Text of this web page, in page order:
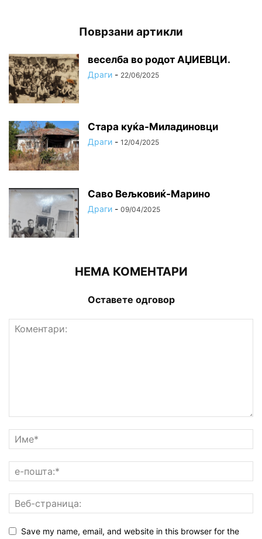
Поврзани артикли
веселба во родот АЏИЕВЦИ.
Драги - 22/06/2025
Стара куќа-Миладиновци
Драги - 12/04/2025
Саво Вељковиќ-Марино
Драги - 09/04/2025
НЕМА КОМЕНТАРИ
Оставете одговор
Save my name, email, and website in this browser for the